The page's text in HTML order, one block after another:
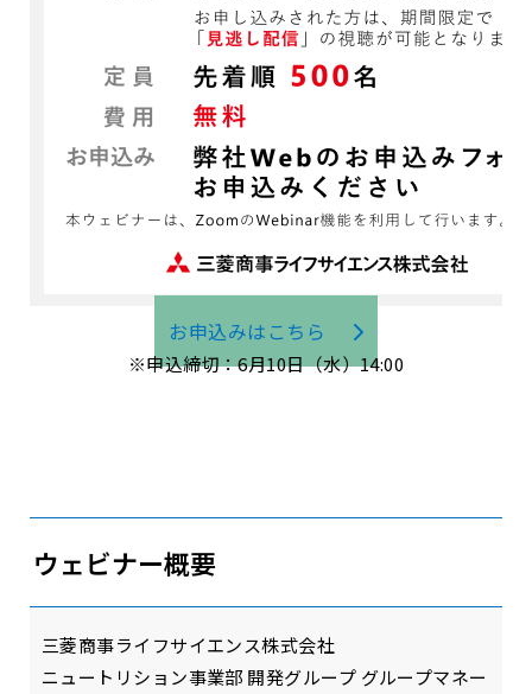
お申込みはこちら
※申込締切：6月10日（水）14:00
ウェビナー概要
三菱商事ライフサイエンス株式会社
ニュートリション事業部 開発グループ グループマネー